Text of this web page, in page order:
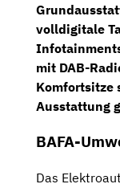
volldigitale
mit DAB-
Komfortsitze
Ausstattung
BAFA-
Das